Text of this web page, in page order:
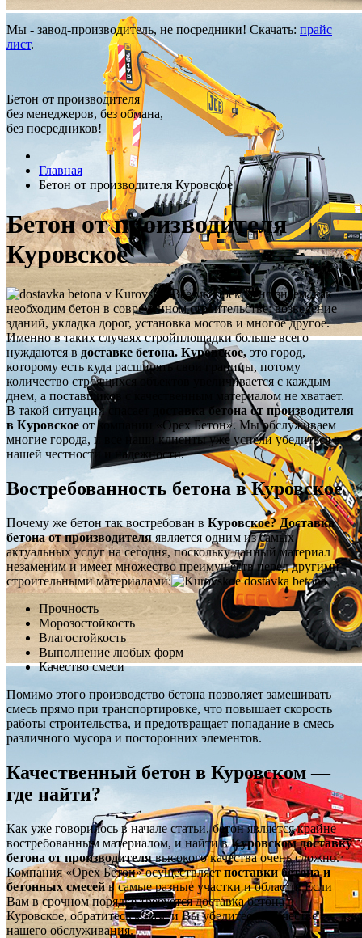
Мы - завод-производитель, не посредники! Скачать: прайс
лист.
Бетон от производителя
без менеджеров, без обмана,
без посредников!
Главная
Бетон от производителя Куровское
Бетон от производителя
Куровское
Все мы прекрасно знаем, как
необходим бетон в современном строительстве: возведение
зданий, укладка дорог, установка мостов и многое другое.
Именно в таких случаях стройплощадки больше всего
нуждаются в доставке бетона. Куровское, это город,
которому есть куда расширять свои границы, потому
количество строящихся объектов увеличивается с каждым
днем, а поставщиков с качественным материалом не хватает.
В такой ситуации спасает
доставка бетона от производителя
в Куровское от компании «Орех Бетон». Мы обслуживаем
многие города, и все наши клиенты уже успели убедиться в
нашей честности и надежности.
Востребованность бетона в Куровское
Почему же бетон так востребован в Куровское? Доставка
бетона от производителя является одним из самых
актуальных услуг на сегодня, поскольку данный материал
незаменим и имеет множество преимуществ перед другими
строительными материалами:
Прочность
Морозостойкость
Влагостойкость
Выполнение любых форм
Качество смеси
Помимо этого производство бетона позволяет замешивать
смесь прямо при транспортировке, что повышает скорость
работы строительства, и предотвращает попадание в смесь
различного мусора и посторонних элементов.
Качественный бетон в Куровском —
где найти?
Как уже говорилось в начале статьи, бетон является крайне
востребованным материалом, и найти вКуровском доставку
бетона от производителявысокого качества очень сложно.
Компания «Орех Бетон» осуществляетпоставки бетона и
бетонных смесейв самые разные участки и области. Если
Вам в срочном порядке требуется доставка бетона в
Куровское, обратитесь к нам, и Вы убедитесь в качестве
нашего обслуживания.